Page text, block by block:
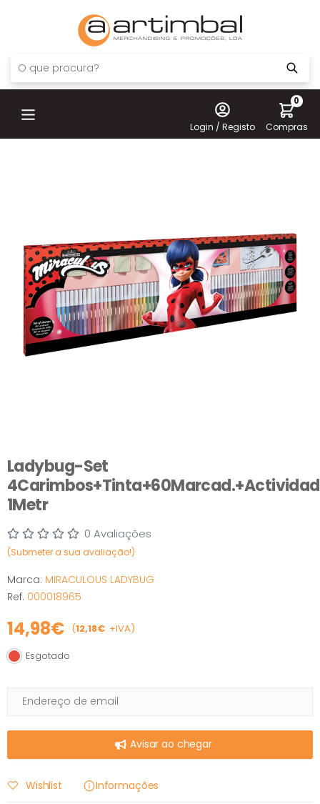
Login / Registo
0
Compras
Ladybug-Set
1Metr
0 Avaliações
(Submeter a sua avaliação!)
Marca: MIRACULOUS LADYBUG
Ref. 000018965
14,98€ (12,18€ +IVA)
Esgotado
Esgotado
Avisar ao chegar
Wishlist Informações